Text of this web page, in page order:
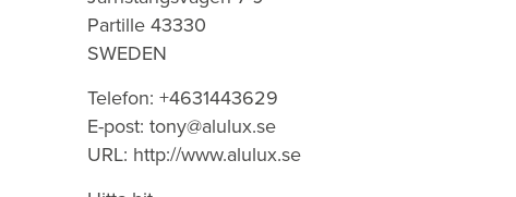
Partille 43330
SWEDEN
Telefon: +4631443629
E-post: tony@alulux.se
URL: http://www.alulux.se